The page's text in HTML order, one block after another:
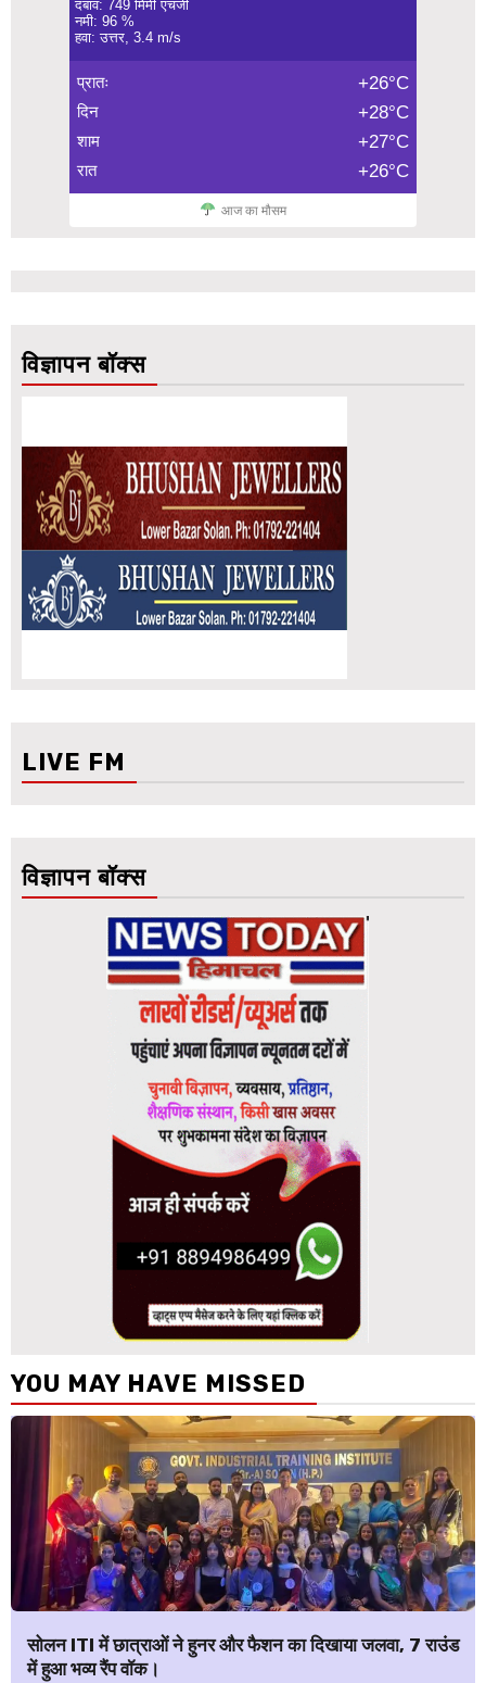
दबाव: 749 मिमी एचजी
नमी: 96 %
हवा: उत्तर, 3.4 m/s
प्रातः +26°C
दिन +28°C
शाम +27°C
रात +26°C
आज का मौसम
विज्ञापन बॉक्स
LIVE FM
विज्ञापन बॉक्स
YOU MAY HAVE MISSED
सोलन ITI में छात्राओं ने हुनर और फैशन का दिखाया जलवा, 7 राउंड
में हुआ भव्य रैंप वॉक।